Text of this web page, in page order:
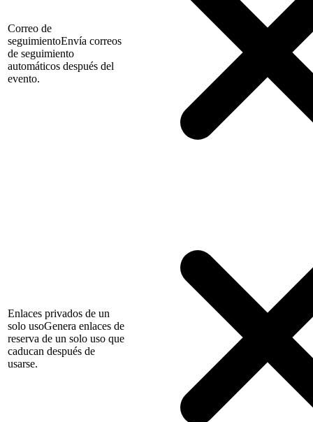
Correo de
seguimientoEnvía correos
de seguimiento
automáticos después del
evento.
Enlaces privados de un
solo usoGenera enlaces de
reserva de un solo uso que
caducan después de
usarse.